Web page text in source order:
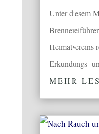
Unter diesem
Heimatvereins
Erkundungs-
MEHR